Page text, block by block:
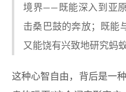
境界——既能深入到亚
击桑巴鼓的奔放；既能
又能饶有兴致地研究蚂
这种心智自由，背后是一